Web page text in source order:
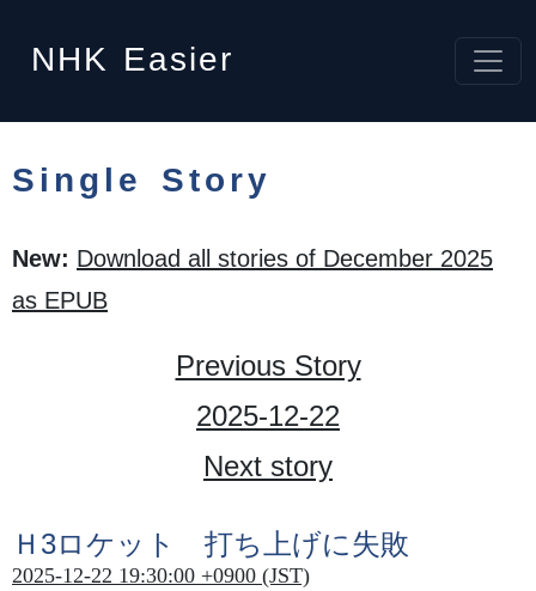
NHK Easier
Single Story
New: Download all stories of December 2025
as EPUB
Previous Story
2025-12-22
Next story
Ｈ3ロケット 打ち 上げに失敗
2025-12-22 19:30:00 +0900 (JST)